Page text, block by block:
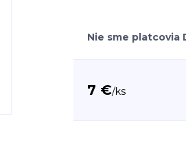
Nie sme platcovia
7 €/ks